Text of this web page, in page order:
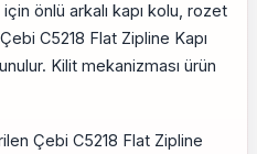
önlü arkalı kapı kolu, rozet
C5218 Flat Zipline Kapı
Kilit mekanizması ürün
Çebi C5218 Flat Zipline